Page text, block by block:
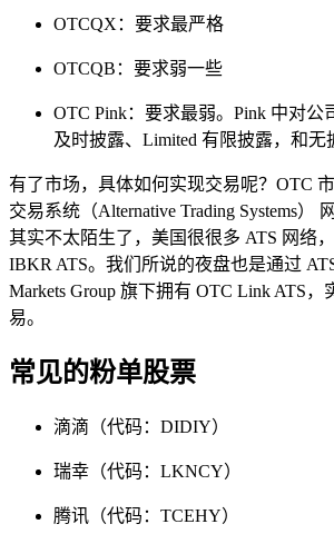
OTCQX：要求最严格
OTCQB：要求弱一些
OTC Pink：要求最弱。Pink 中对公
及时披露、Limited 有限披露，和无
有了市场，具体如何实现交易呢？OTC
交易系统（Alternative Trading Systems）
其实不太陌生了，美国很很多 ATS 网络
IBKR ATS。我们所说的夜盘也是通过
Markets Group 旗下拥有 OTC Link ATS
易。
常见的粉单股票
滴滴（代码：DIDIY）
瑞幸（代码：LKNCY）
腾讯（代码：TCEHY）